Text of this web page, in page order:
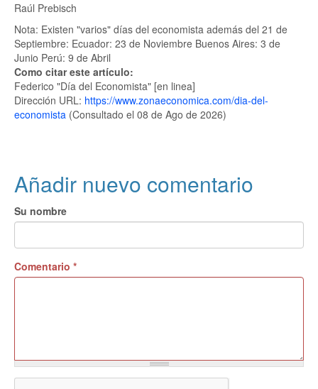
Raúl Prebisch
Nota: Existen "varios" días del economista además del 21 de
Septiembre: Ecuador: 23 de Noviembre Buenos Aires: 3 de
Junio Perú: 9 de Abril
Como citar este artículo:
Federico "Día del Economista" [en linea]
Dirección URL: https://www.zonaeconomica.com/dia-del-
economista (Consultado el 08 de Ago de 2026)
Añadir nuevo comentario
Su nombre
Comentario *